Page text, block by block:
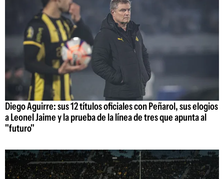
Diego Aguirre: sus 12 títulos oficiales con Peñarol, sus elogios
a Leonel Jaime y la prueba de la línea de tres que apunta al
"futuro"